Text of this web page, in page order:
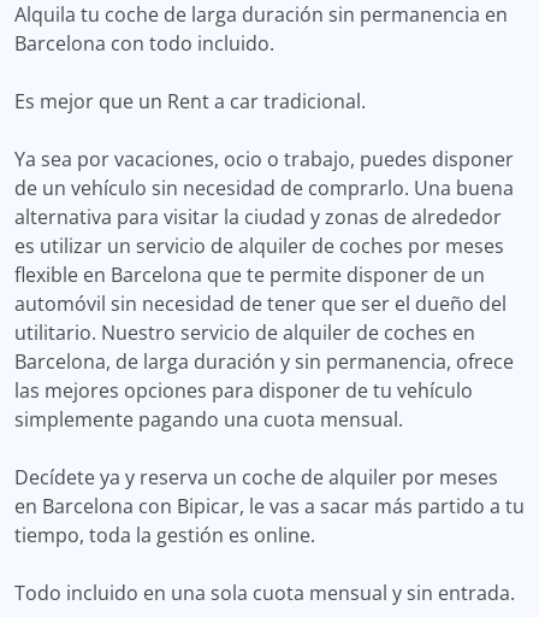
Alquila tu coche de larga duración sin permanencia en
Barcelona con todo incluido.
Es mejor que un Rent a car tradicional.
Ya sea por vacaciones, ocio o trabajo, puedes disponer
de un vehículo sin necesidad de comprarlo. Una buena
alternativa para visitar la ciudad y zonas de alrededor
es utilizar un servicio de alquiler de coches por meses
flexible en Barcelona que te permite disponer de un
automóvil sin necesidad de tener que ser el dueño del
utilitario. Nuestro servicio de alquiler de coches en
Barcelona, de larga duración y sin permanencia, ofrece
las mejores opciones para disponer de tu vehículo
simplemente pagando una cuota mensual.
Decídete ya y reserva un coche de alquiler por meses
en Barcelona con Bipicar, le vas a sacar más partido a tu
tiempo, toda la gestión es online.
Todo incluido en una sola cuota mensual y sin entrada.